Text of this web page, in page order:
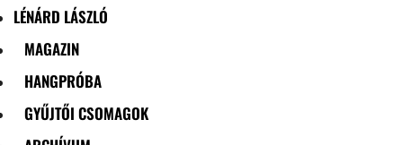
LÉNÁRD LÁSZLÓ
MAGAZIN
HANGPRÓBA
GYŰJTŐI CSOMAGOK